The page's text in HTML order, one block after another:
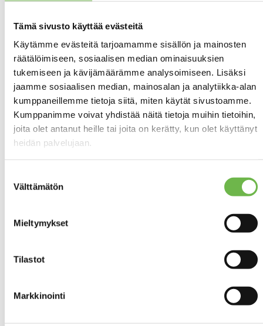
Tämä sivusto käyttää evästeitä
Käytämme evästeitä tarjoamamme sisällön ja mainosten
räätälöimiseen, sosiaalisen median ominaisuuksien
tukemiseen ja kävijämäärämme analysoimiseen. Lisäksi
jaamme sosiaalisen median, mainosalan ja analytiikka-alan
kumppaneillemme tietoja siitä, miten käytät sivustoamme.
Kumppanimme voivat yhdistää näitä tietoja muihin tietoihin,
joita olet antanut heille tai joita on kerätty, kun olet käyttänyt
heidän palvelujaan.
valinta
Välttämätön
Mieltymykset
Tilastot
Markkinointi
Etunimi * Sukunimi *
Puhelin * Sähköposti *